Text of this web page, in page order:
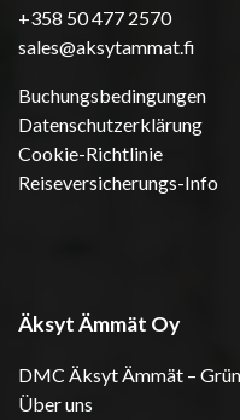
+358 50 477 2570
sales@aksytammat.fi
Buchungsbedingungen
Datenschutzerklärung
Cookie-Richtlinie
Reiseversicherungs-Info
Äksyt Ämmät Oy
DMC Äksyt Ämmät –
Über uns